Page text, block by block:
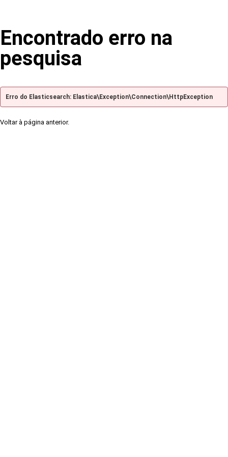
Encontrado erro na
pesquisa
Erro do Elasticsearch: Elastica\Exception\Connection\HttpException
Voltar à página anterior.